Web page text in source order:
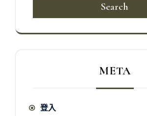
Search
META
登入